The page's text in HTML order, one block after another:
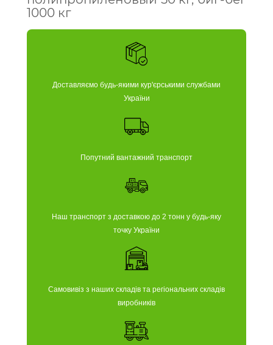
1000 кг
Доставляємо будь-якими кур'єрськими службами
України
Попутний вантажний транспорт
Наш транспорт з доставкою до 2 тонн у будь-яку
точку України
Самовивіз з наших складів та регіональних складів
виробників